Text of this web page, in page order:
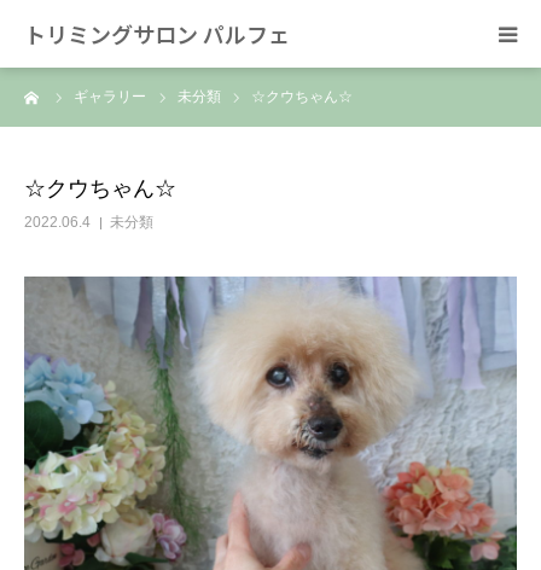
トリミングサロン パルフェ
ギャラリー 未分類 ☆クウちゃん☆
☆クウちゃん☆
2022.06.4 未分類
HOME
スタッフ
SNS/リンク